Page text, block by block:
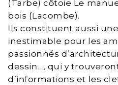
(Tarbe) côtoie Le
bois (Lacombe).
Ils constituent aussi
inestimable pour les
passionnés
dessin…, qui y
d’informations et les